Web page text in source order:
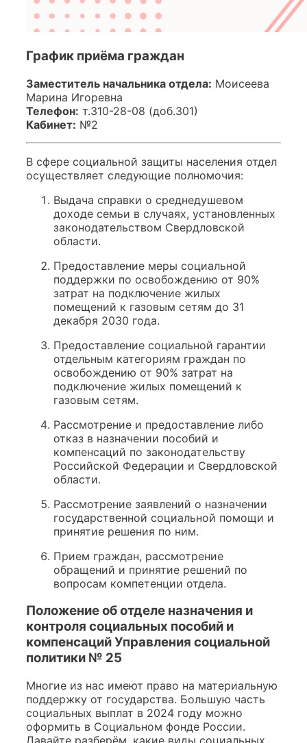
График приёма граждан
Заместитель начальника отдела: Моисеева
Марина Игоревна
Телефон: т.310-28-08 (доб.301)
Кабинет: №2
В сфере социальной защиты населения отдел
осуществляет следующие полномочия:
Выдача справки о среднедушевом
доходе семьи в случаях, установленных
законодательством Свердловской
области.
Предоставление меры социальной
поддержки по освобождению от 90%
затрат на подключение жилых
помещений к газовым сетям до 31
декабря 2030 года.
Предоставление социальной гарантии
отдельным категориям граждан по
освобождению от 90% затрат на
подключение жилых помещений к
газовым сетям.
Рассмотрение и предоставление либо
отказ в назначении пособий и
компенсаций по законодательству
Российской Федерации и Свердловской
области.
Рассмотрение заявлений о назначении
государственной социальной помощи и
принятие решения по ним.
Прием граждан, рассмотрение
обращений и принятие решений по
вопросам компетенции отдела.
Положение об отделе назначения и
контроля социальных пособий и
компенсаций Управления социальной
политики № 25
Многие из нас имеют право на материальную
поддержку от государства. Большую часть
социальных выплат в 2024 году можно
оформить в Социальном фонде России.
Давайте разберём, какие виды социальных